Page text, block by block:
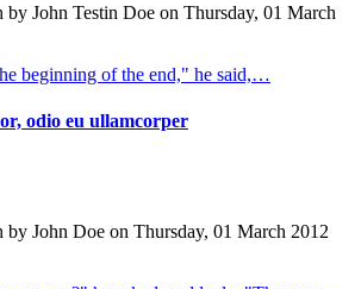
by John Testin Doe on Thursday, 01 March
beginning of the end," he said,…
odio eu ullamcorper
by John Doe on Thursday, 01 March 2012